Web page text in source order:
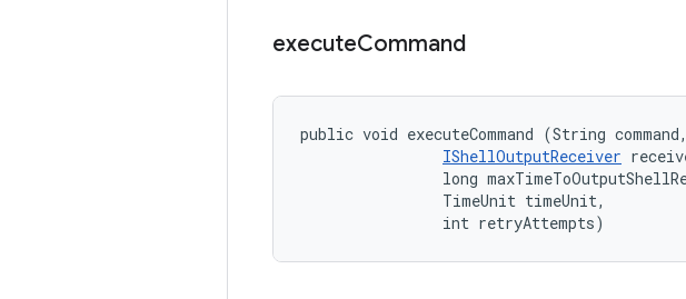
executeCommand
public void executeCommand (String command,
IShellOutputReceiver
long
                TimeUnit timeUnit,
                int retryAttempts)